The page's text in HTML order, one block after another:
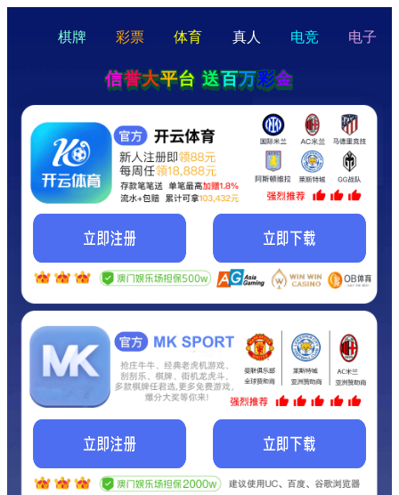
hello
Hey Guys!
我们即将上线啦...
我们的网站正在建设.
它将是非常棒的网站.